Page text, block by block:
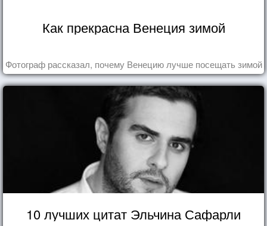
Как прекрасна Венеция зимой
Фотограф рассказал, почему Венецию лучше посещать зимой
10 лучших цитат Эльчина Сафарли